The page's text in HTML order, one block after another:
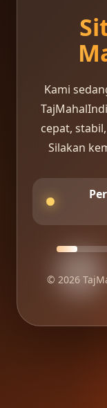
Kami
cepat,
Silakan
© 2026